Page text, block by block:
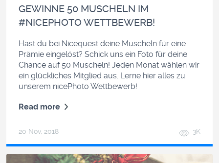
GEWINNE 50 MUSCHELN IM
#NICEPHOTO WETTBEWERB!
Hast du bei Nicequest deine Muscheln für eine
Prämie eingelöst? Schick uns ein Foto für deine
Chance auf 50 Muscheln! Jeden Monat wählen wir
ein glückliches Mitglied aus. Lerne hier alles zu
unserem nicePhoto Wettbewerb!
Read more
20 Nov, 2018 3K